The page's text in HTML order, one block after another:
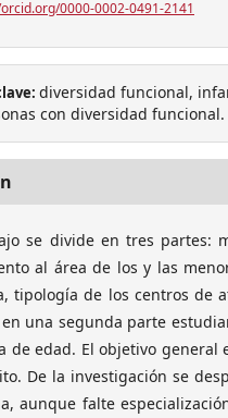
0000-0002-0491-2141
diversidad funcional,
con diversidad funcional.
se divide en tres partes:
al área de los y las
tipología de los centros de
una segunda parte
de edad. El objetivo
De la investigación se
aunque falte